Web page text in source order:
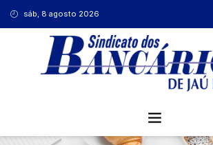
sáb, 8 agosto 2026